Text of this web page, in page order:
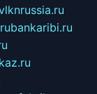
bankaribi.ru